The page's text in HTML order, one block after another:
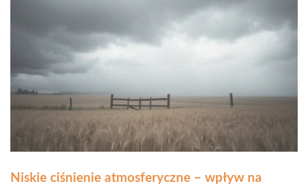
Niskie ciśnienie atmosferyczne – wpływ na